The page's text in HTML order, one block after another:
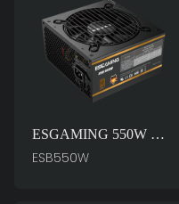
ESGAMING 550W 高
品質 85%効率 80+ブロ
ESB550W